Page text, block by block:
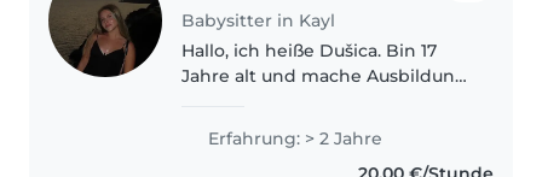
Babysitter in Kayl
Hallo, ich heiße Dušica. Bin 17
Jahre alt und mache Ausbildung
Pädagogische Fachkraft. Ich bin
eine sehr motivierte und
Erfahrung: > 2 Jahre